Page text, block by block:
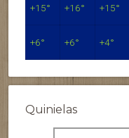
+15° +16° +15°
+6° +6° +4°
Quinielas